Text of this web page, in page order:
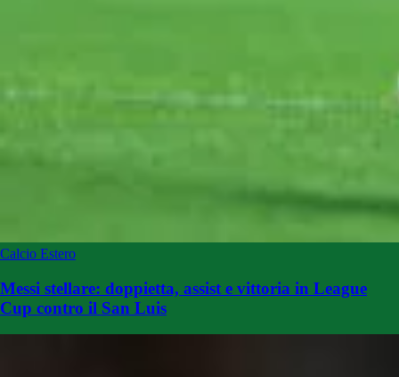
Calcio Estero
Messi stellare: doppietta, assist e vittoria in League
Cup contro il San Luis